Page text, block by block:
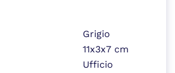
Grigio
11x3x7 cm
Ufficio